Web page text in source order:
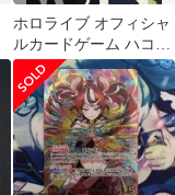
ホロライブ オフィシャ
ルカードゲーム ハコ
ス・ベールズ OUR